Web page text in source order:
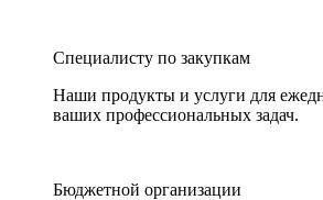
Специалисту по закупкам
Наши продукты и услуги для
ваших профессиональных задач.
Бюджетной организации